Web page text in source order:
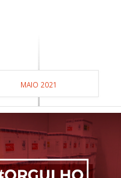
MAIO 2021